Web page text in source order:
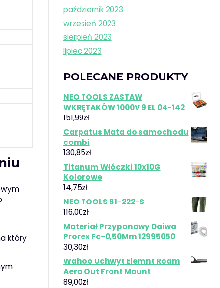
który
październik 2023
wrzesień 2023
sierpień 2023
lipiec 2023
POLECANE PRODUKTY
NEO TOOLS ZASTAW
WKRĘTAKÓW 1000V 9 EL 04-142
151,99zł
Carpatus Mata do samochodu
combi
130,85zł
Titanum Włóczki 10x10G
Kolorowe
14,75zł
NEO TOOLS 81-222-S
116,00zł
Materiał Przyponowy Daiwa
Prorex Fc-0,50Mm 12995050
30,30zł
Wahoo Uchwyt Elemnt Roam
Aero Out Front Mount
89,00zł